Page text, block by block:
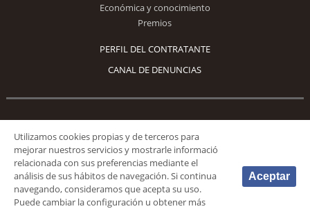
Económica y conocimiento
Premios
PERFIL DEL CONTRATANTE
CANAL DE DENUNCIAS
Síguenos
© 2026 Fundación Deportiva Municipal Valencia |AVISO LEGAL
Utilizamos cookies propias y de terceros para
mejorar nuestros servicios y mostrarle informació
relacionada con sus preferencias mediante el
análisis de sus hábitos de navegación. Si continua
navegando, consideramos que acepta su uso.
Puede cambiar la configuración u obtener más
Aceptar